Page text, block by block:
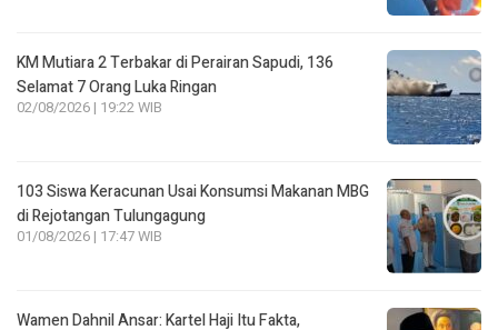
KM Mutiara 2 Terbakar di Perairan Sapudi, 136
Selamat 7 Orang Luka Ringan
02/08/2026 | 19:22 WIB
103 Siswa Keracunan Usai Konsumsi Makanan MBG
di Rejotangan Tulungagung
01/08/2026 | 17:47 WIB
Wamen Dahnil Ansar: Kartel Haji Itu Fakta,